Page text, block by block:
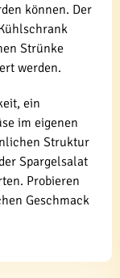
können. Der
Strünke
werden.
ein
im eigenen
Struktur
Spargelsalat
Probieren
Geschmack